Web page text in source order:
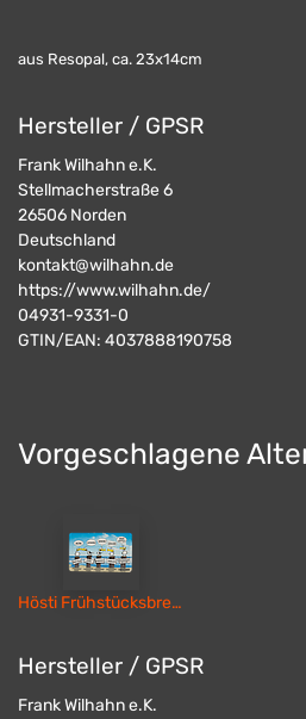
aus Resopal, ca. 23x14cm
Hersteller / GPSR
Frank Wilhahn e.K.
Stellmacherstraße 6
26506 Norden
Deutschland
kontakt@wilhahn.de
https://www.wilhahn.de/
04931-9331-0
GTIN/EAN: 4037888190758
Vorgeschlagene
Hösti Frühstücksbrett Moinsen (Resopal)
Hersteller / GPSR
Frank Wilhahn e.K.